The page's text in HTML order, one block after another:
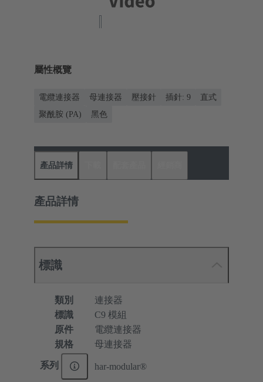
屬性概覽
電纜連接器 母連接器 壓接針 插針: 9
直式
聚酰胺 (PA)
黑色
產品詳情
產品詳情
標識
類別
連接器
標識
C9 模組
原件
電纜連接器
規格
母連接器
系列 har-modular®